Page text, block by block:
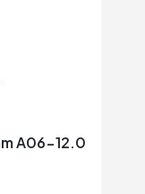
A06-12.0